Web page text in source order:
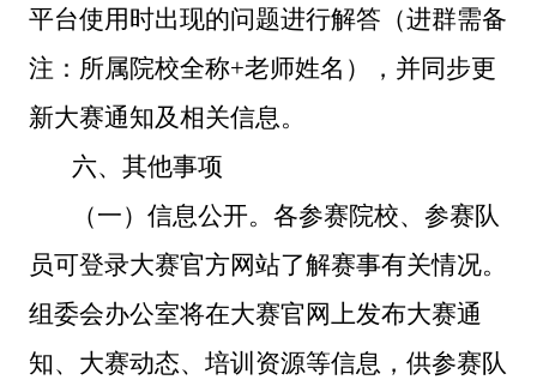
平台使用时出现的问题进行解答（进群需备
注：所属院校全称+老师姓名），并同步更
新大赛通知及相关信息。
六、其他事项
（一）信息公开。 各参赛院校、参赛队
员可登录大赛官方网站了解赛事有关情况。
组委会办公室将在大赛官网上发布大赛通
知、大赛动态、培训资源等信息 ， 供参赛队